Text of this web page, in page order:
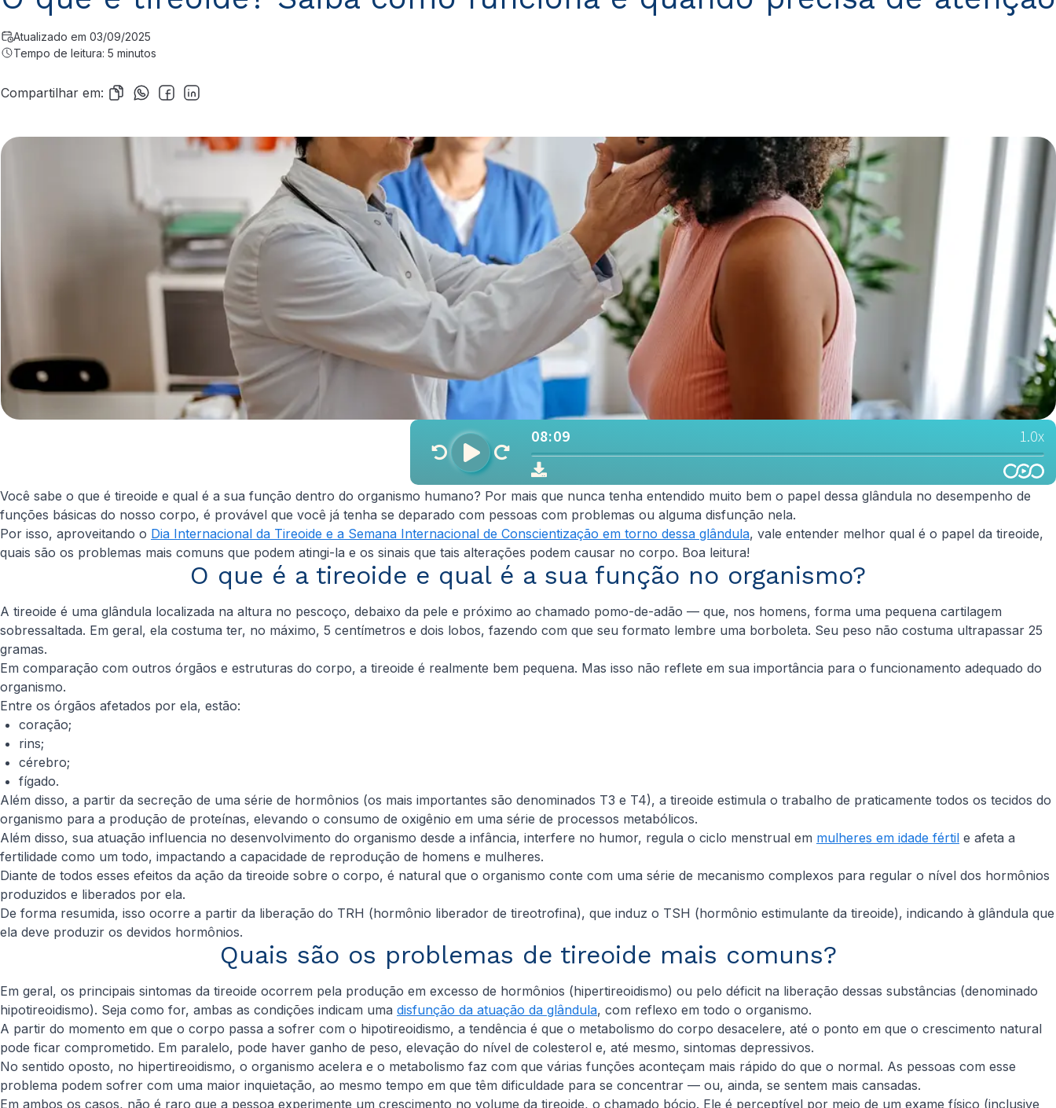
Atualizado em 03/09/2025
Tempo de leitura: 5 minutos
Compartilhar em:
Você sabe o que é tireoide e qual é a sua função dentro do organismo humano? Por mais que nunca tenha entendido muito bem o papel dessa glândula no desempenho de
funções básicas do nosso corpo, é provável que você já tenha se deparado com pessoas com problemas ou alguma disfunção nela.
Por isso, aproveitando o Dia Internacional da Tireoide e a Semana Internacional de Conscientização em torno dessa glândula, vale entender melhor qual é o papel da tireoide,
quais são os problemas mais comuns que podem atingi-la e os sinais que tais alterações podem causar no corpo. Boa leitura!
O que é a tireoide e qual é a sua função no organismo?
A tireoide é uma glândula localizada na altura no pescoço, debaixo da pele e próximo ao chamado pomo-de-adão — que, nos homens, forma uma pequena cartilagem
sobressaltada. Em geral, ela costuma ter, no máximo, 5 centímetros e dois lobos, fazendo com que seu formato lembre uma borboleta. Seu peso não costuma ultrapassar 25
gramas.
Em comparação com outros órgãos e estruturas do corpo, a tireoide é realmente bem pequena. Mas isso não reflete em sua importância para o funcionamento adequado do
organismo.
Entre os órgãos afetados por ela, estão:
coração;
rins;
cérebro;
fígado.
Além disso, a partir da secreção de uma série de hormônios (os mais importantes são denominados T3 e T4), a tireoide estimula o trabalho de praticamente todos os tecidos do
organismo para a produção de proteínas, elevando o consumo de oxigênio em uma série de processos metabólicos.
Além disso, sua atuação influencia no desenvolvimento do organismo desde a infância, interfere no humor, regula o ciclo menstrual em mulheres em idade fértil e afeta a
fertilidade como um todo, impactando a capacidade de reprodução de homens e mulheres.
Diante de todos esses efeitos da ação da tireoide sobre o corpo, é natural que o organismo conte com uma série de mecanismo complexos para regular o nível dos hormônios
produzidos e liberados por ela.
De forma resumida, isso ocorre a partir da liberação do TRH (hormônio liberador de tireotrofina), que induz o TSH (hormônio estimulante da tireoide), indicando à glândula que
ela deve produzir os devidos hormônios.
Quais são os problemas de tireoide mais comuns?
Em geral, os principais sintomas da tireoide ocorrem pela produção em excesso de hormônios (hipertireoidismo) ou pelo déficit na liberação dessas substâncias (denominado
hipotireoidismo). Seja como for, ambas as condições indicam uma disfunção da atuação da glândula, com reflexo em todo o organismo.
A partir do momento em que o corpo passa a sofrer com o hipotireoidismo, a tendência é que o metabolismo do corpo desacelere, até o ponto em que o crescimento natural
pode ficar comprometido. Em paralelo, pode haver ganho de peso, elevação do nível de colesterol e, até mesmo, sintomas depressivos.
No sentido oposto, no hipertireoidismo, o organismo acelera e o metabolismo faz com que várias funções aconteçam mais rápido do que o normal. As pessoas com esse
problema podem sofrer com uma maior inquietação, ao mesmo tempo em que têm dificuldade para se concentrar — ou, ainda, se sentem mais cansadas.
Em ambos os casos, não é raro que a pessoa experimente um crescimento no volume da tireoide, o chamado bócio. Ele é perceptível por meio de um exame físico (inclusive